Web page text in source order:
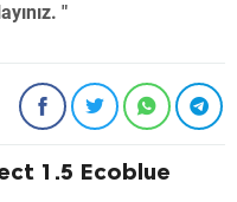
"
1.5 Ecoblue